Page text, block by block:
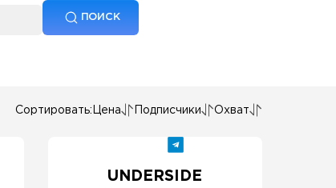
ПОИСК
Сортировать: Цена Подписчики Охват
UNDERSIDE